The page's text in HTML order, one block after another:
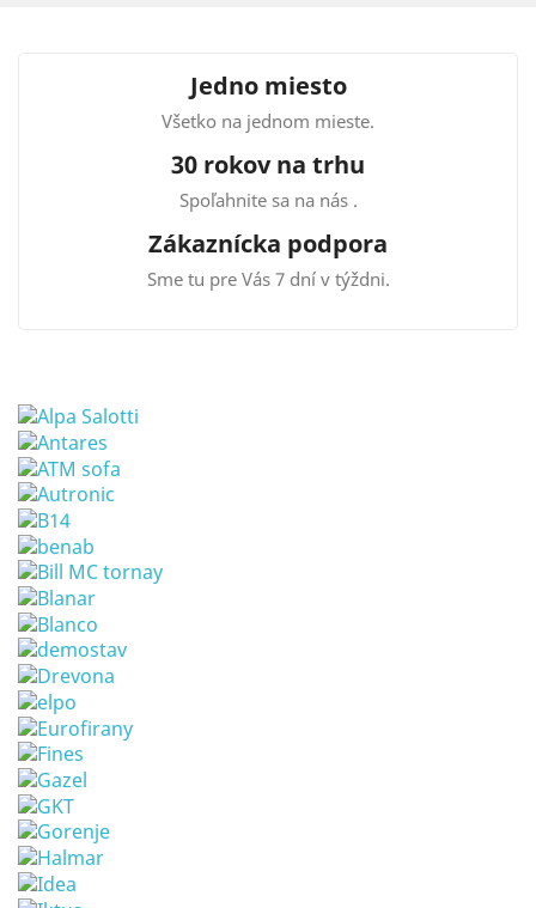
Jedno miesto
Všetko na jednom mieste.
30 rokov na trhu
Spoľahnite sa na nás .
Zákaznícka podpora
Sme tu pre Vás 7 dní v týždni.